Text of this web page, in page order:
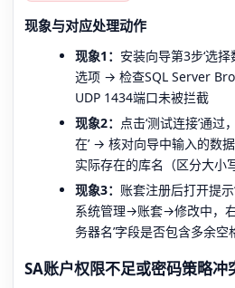
现象与对应处理动作
现象1： 安装向导第3步‘选
选项 → 检查SQL Server
UDP 1434端口未被拦截
现象2： 点击‘测试连接’通过
在’ → 核对向导中输入的数
实际存在的库名（区分大小
现象3： 账套注册后打开提
系统管理→账套→修改中，右
务器名’字段是否包含多余空
SA账户权限不足或密码策略冲